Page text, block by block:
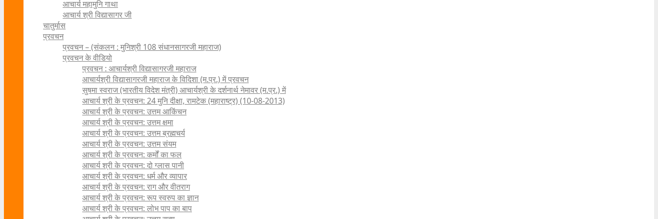
आचार्य महामुनि गाथा
आचार्य श्री विद्यासागर जी
चातुर्मास
प्रवचन
प्रवचन – (संकलन : मुनिश्री 108 संधानसागरजी महाराज)
प्रवचन के वीडियो
प्रवचन : आचार्यश्री ‍विद्यासागरजी महाराज
आचार्यश्री विद्यासागरजी महाराज के विदिशा (म.प्र.) में प्रवचन
सुषमा स्वराज (भारतीय विदेश मंत्री) आचार्यश्री के दर्शनार्थ नेमावर (म.प्र.) में
आचार्य श्री के प्रवचन: 24 मुनि दीक्षा, रामटेक (महाराष्ट्र) (10-08-2013)
आचार्य श्री के प्रवचन: उत्तम आकिंचन
आचार्य श्री के प्रवचन: उत्तम क्षमा
आचार्य श्री के प्रवचन: उत्तम ब्रह्मचर्य
आचार्य श्री के प्रवचन: उत्तम संयम
आचार्य श्री के प्रवचन: कर्मों का फल
आचार्य श्री के प्रवचन: दो ग्लास पानी
आचार्य श्री के प्रवचन: धर्म और व्यापार
आचार्य श्री के प्रवचन: राग और वीतराग
आचार्य श्री के प्रवचन: रूप स्वरुप का ज्ञान
आचार्य श्री के प्रवचन: लोभ पाप का बाप